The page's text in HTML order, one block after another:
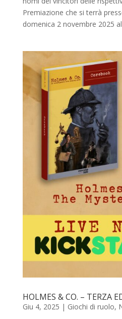
Premiazione che si terrà
domenica 2 novembre 2025
HOLMES & CO. – TERZA
Giu 4, 2025 | Giochi di ruolo,